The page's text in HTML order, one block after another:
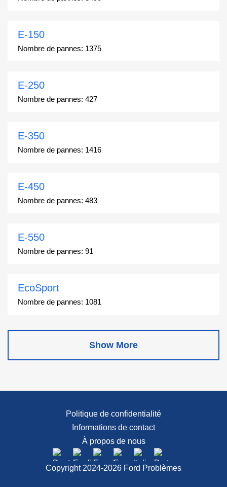
E-150
Nombre de pannes: 1375
E-250
Nombre de pannes: 427
E-350
Nombre de pannes: 1416
E-450
Nombre de pannes: 483
E-550
Nombre de pannes: 91
EcoSport
Nombre de pannes: 1081
Escape
Escape Hybrid
Nombre de pannes: 1666
Show More
Copyright 2024-2026 Ford Problèmes
Politique de confidentialité
Informations de contact
À propos de nous